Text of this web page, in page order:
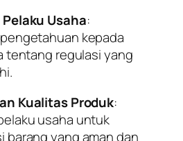
Usaha:
kepada
tentang regulasi yang
Kualitas Produk:
usaha untuk
barang yang aman dan